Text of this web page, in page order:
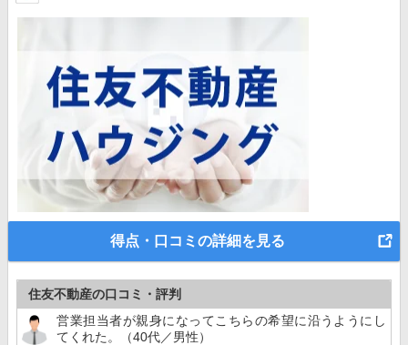
得点・口コミの詳細を見る
住友不動産の口コミ・評判
営業担当者が親身になってこちらの希望に沿うようにし
てくれた。（40代／男性）